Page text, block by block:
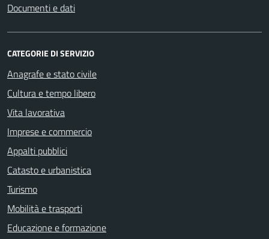
Documenti e dati
CATEGORIE DI SERVIZIO
Anagrafe e stato civile
Cultura e tempo libero
Vita lavorativa
Imprese e commercio
Appalti pubblici
Catasto e urbanistica
Turismo
Mobilità e trasporti
Educazione e formazione